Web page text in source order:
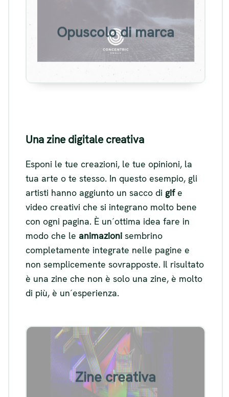
Opuscolo di marca
Esempio di opuscolo di marca
Visualizza
Una zine digitale creativa
Esponi le tue creazioni, le tue opinioni, la
tua arte o te stesso. In questo esempio, gli
artisti hanno aggiunto un sacco di gife
video creativi che si integrano molto bene
con ogni pagina. È un´ottima idea fare in
modo che le animazioni sembrino
completamente integrate nelle pagine e
non semplicemente sovrapposte. Il risultato
è una zine che non è solo una zine, è molto
di più, è un´esperienza.
Zine creativa
Esempio di zine digitale
Visualizza